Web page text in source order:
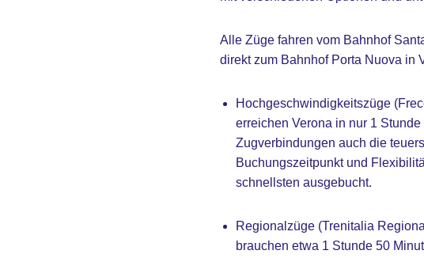
Alle Züge fahren vom Bahnhof
direkt zum Bahnhof Porta Nuova in
Hochgeschwindigkeitszüge
erreichen Verona in nur 1
Zugverbindungen auch die
Buchungszeitpunkt und
schnellsten ausgebucht.
Regionalzüge (Trenitalia
brauchen etwa 1 Stunde 50